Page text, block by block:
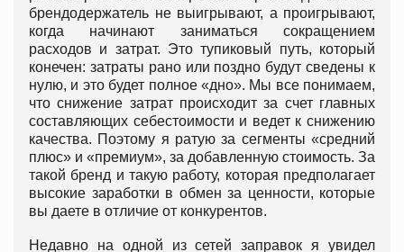
брендодержатель не выигрывают, а проигрывают,
когда начинают заниматься сокращением
расходов и затрат. Это тупиковый путь, который
конечен: затраты рано или поздно будут сведены к
нулю, и это будет полное «дно». Мы все понимаем,
что снижение затрат происходит за счет главных
составляющих себестоимости и ведет к снижению
качества. Поэтому я ратую за сегменты «средний
плюс» и «премиум», за добавленную стоимость. За
такой бренд и такую работу, которая предполагает
высокие заработки в обмен за ценности, которые
вы даете в отличие от конкурентов.
Недавно на одной из сетей заправок я увидел